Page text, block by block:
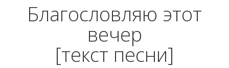
Благословляю этот
вечер
[текст песни]